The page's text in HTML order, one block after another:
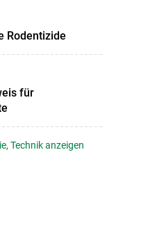
Rodentizide
für
Technik anzeigen